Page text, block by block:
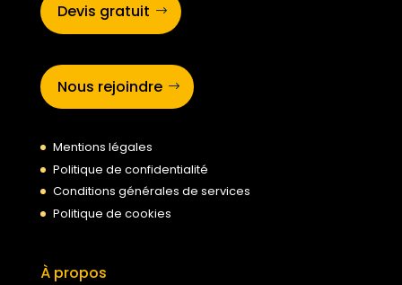
Devis gratuit
Nous rejoindre
Mentions légales
Politique de confidentialité
Conditions générales de services
Politique de cookies
À propos